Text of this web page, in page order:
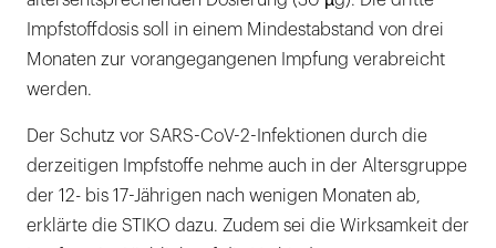
Impfstoffdosis soll in einem Mindestabstand von drei
Monaten zur vorangegangenen Impfung verabreicht
werden.
Der Schutz vor SARS-CoV-2-Infektionen durch die
derzeitigen Impfstoffe nehme auch in der Altersgruppe
der 12- bis 17-Jährigen nach wenigen Monaten ab,
erklärte die STIKO dazu. Zudem sei die Wirksamkeit der